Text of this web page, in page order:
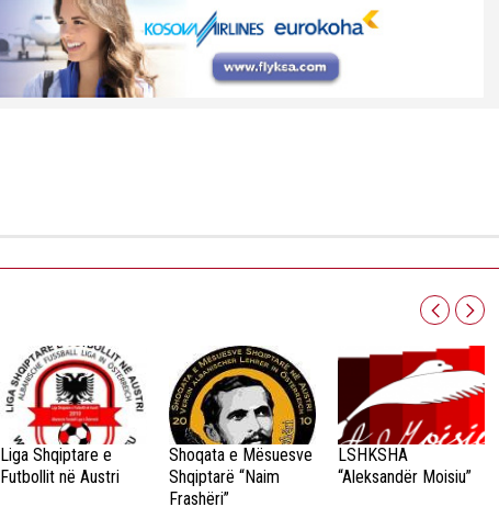
Liga Shqiptare e
Futbollit në Austri
Shoqata e Mësuesve
Shqiptarë “Naim
Frashëri”
LSHKSHA
“Aleksandër Moisiu”